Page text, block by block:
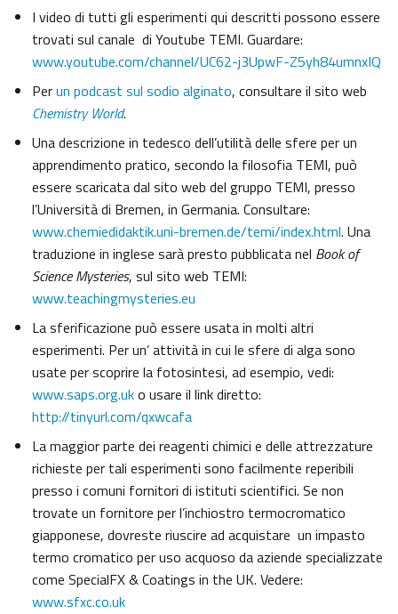
I video di tutti gli esperimenti qui descritti possono essere
trovati sul canale di Youtube TEMI. Guardare:
www.youtube.com/channel/UC62-j3UpwF-Z5yh84umnxIQ
Perun podcast sul sodio alginato, consultare il sito web
Chemistry World.
Una descrizione in tedesco dell’utilità delle sfere per un
apprendimento pratico, secondo la filosofia TEMI, può
essere scaricata dal sito web del gruppo TEMI, presso
l’Università di Bremen, in Germania. Consultare:
www.chemiedidaktik.uni-bremen.de/temi/index.html. Una
traduzione in inglese sarà presto pubblicata nel Book of
Science Mysteries, sul sito web TEMI:
www.teachingmysteries.eu
La sferificazione può essere usata in molti altri
esperimenti. Per un’ attività in cui le sfere di alga sono
usate per scoprire la fotosintesi, ad esempio, vedi:
www.saps.org.uko usare il link diretto:
http://tinyurl.com/qxwcafa
La maggior parte dei reagenti chimici e delle attrezzature
richieste per tali esperimenti sono facilmente reperibili
presso i comuni fornitori di istituti scientifici. Se non
trovate un fornitore per l’inchiostro termocromatico
giapponese, dovreste riuscire ad acquistare un impasto
termo cromatico per uso acquoso da aziende specializzate
come SpecialFX & Coatings in the UK. Vedere:
www.sfxc.co.uk